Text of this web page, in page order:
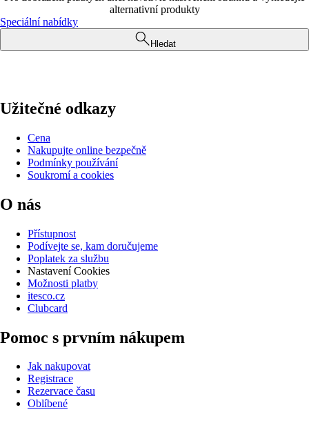
alternativní produkty
Speciální nabídky
Hledat
Užitečné odkazy
Cena
Nakupujte online bezpečně
Podmínky používání
Soukromí a cookies
O nás
Přístupnost
Podívejte se, kam doručujeme
Poplatek za službu
Nastavení Cookies
Možnosti platby
itesco.cz
Clubcard
Pomoc s prvním nákupem
Jak nakupovat
Registrace
Rezervace času
Oblíbené